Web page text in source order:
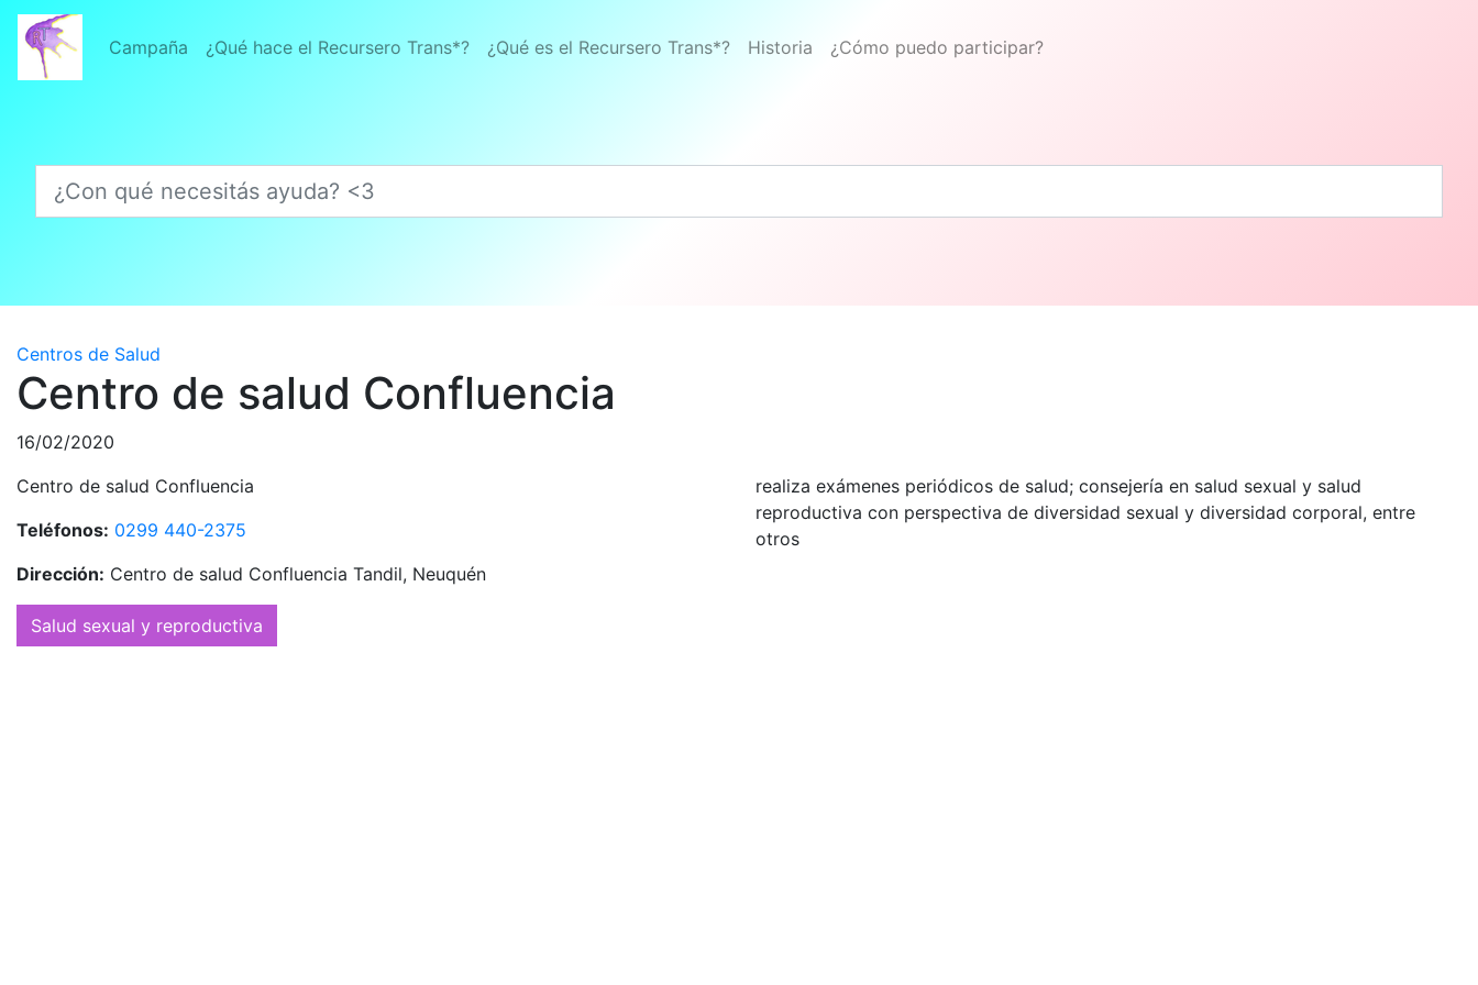
Campaña ¿Qué hace el Recursero Trans*? ¿Qué es el Recursero Trans*? Historia ¿Cómo puedo participar?
¿Con qué necesitás ayuda? <3
Centros de Salud
Centro de salud Confluencia
16/02/2020
Centro de salud Confluencia
Teléfonos: 0299 440-2375
Dirección: Centro de salud Confluencia Tandil, Neuquén
Salud sexual y reproductiva
realiza exámenes periódicos de salud; consejería en salud sexual y salud
reproductiva con perspectiva de diversidad sexual y diversidad corporal, entre
otros